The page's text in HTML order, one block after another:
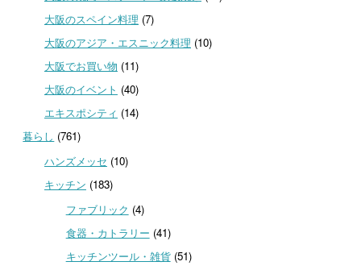
大阪のスペイン料理 (7)
大阪のアジア・エスニック料理 (10)
大阪でお買い物 (11)
大阪のイベント (40)
エキスポシティ (14)
暮らし (761)
ハンズメッセ (10)
キッチン (183)
ファブリック (4)
食器・カトラリー (41)
キッチンツール・雑貨(51)